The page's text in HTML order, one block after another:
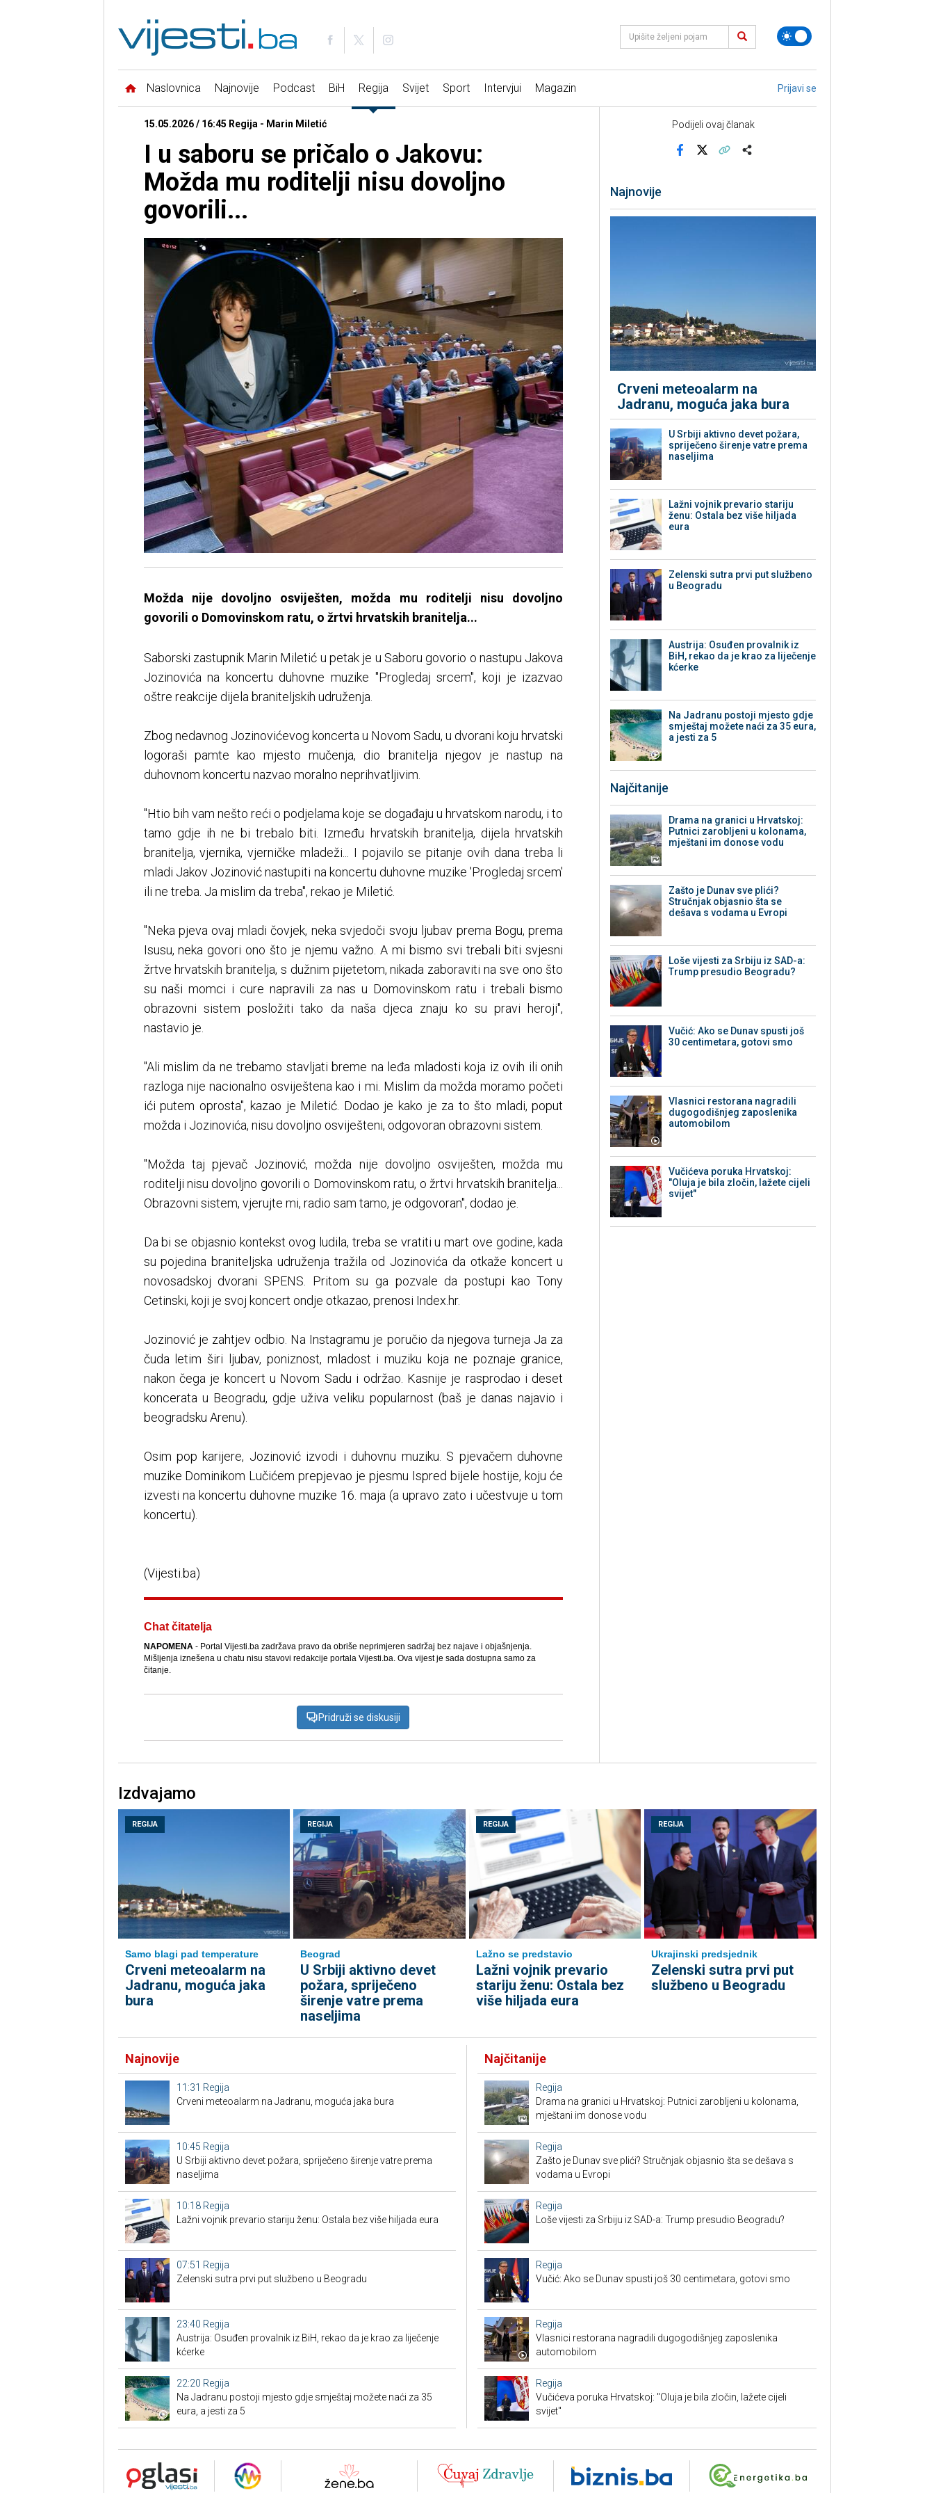
Naslovnica Najnovije Podcast BiH Regija Svijet Sport Intervjui Magazin Prijavi se
15.05.2026 / 16:45 Regija - Marin Miletić
I u saboru se pričalo o Jakovu:
Možda mu roditelji nisu dovoljno
govorili...
Možda nije dovoljno osviješten, možda mu roditelji nisu dovoljno
govorili o Domovinskom ratu, o žrtvi hrvatskih branitelja...
Saborski zastupnik Marin Miletić u petak je u Saboru govorio o nastupu Jakova
Jozinovića na koncertu duhovne muzike "Progledaj srcem", koji je izazvao
oštre reakcije dijela braniteljskih udruženja.
Zbog nedavnog Jozinovićevog koncerta u Novom Sadu, u dvorani koju hrvatski
logoraši pamte kao mjesto mučenja, dio branitelja njegov je nastup na
duhovnom koncertu nazvao moralno neprihvatljivim.
"Htio bih vam nešto reći o podjelama koje se događaju u hrvatskom narodu, i to
tamo gdje ih ne bi trebalo biti. Između hrvatskih branitelja, dijela hrvatskih
branitelja, vjernika, vjerničke mladeži... I pojavilo se pitanje ovih dana treba li
mladi Jakov Jozinović nastupiti na koncertu duhovne muzike 'Progledaj srcem'
ili ne treba. Ja mislim da treba", rekao je Miletić.
"Neka pjeva ovaj mladi čovjek, neka svjedoči svoju ljubav prema Bogu, prema
Isusu, neka govori ono što je njemu važno. A mi bismo svi trebali biti svjesni
žrtve hrvatskih branitelja, s dužnim pijetetom, nikada zaboraviti na sve ono što
su naši momci i cure napravili za nas u Domovinskom ratu i trebali bismo
obrazovni sistem posložiti tako da naša djeca znaju ko su pravi heroji",
nastavio je.
"Ali mislim da ne trebamo stavljati breme na leđa mladosti koja iz ovih ili onih
razloga nije nacionalno osviještena kao i mi. Mislim da možda moramo početi
ići putem oprosta", kazao je Miletić. Dodao je kako je za to što mladi, poput
možda i Jozinovića, nisu dovoljno osviješteni, odgovoran obrazovni sistem.
"Možda taj pjevač Jozinović, možda nije dovoljno osviješten, možda mu
roditelji nisu dovoljno govorili o Domovinskom ratu, o žrtvi hrvatskih branitelja...
Obrazovni sistem, vjerujte mi, radio sam tamo, je odgovoran", dodao je.
Da bi se objasnio kontekst ovog ludila, treba se vratiti u mart ove godine, kada
su pojedina braniteljska udruženja tražila od Jozinovića da otkaže koncert u
novosadskoj dvorani SPENS. Pritom su ga pozvale da postupi kao Tony
Cetinski, koji je svoj koncert ondje otkazao, prenosi Index.hr.
Jozinović je zahtjev odbio. Na Instagramu je poručio da njegova turneja Ja za
čuda letim širi ljubav, poniznost, mladost i muziku koja ne poznaje granice,
nakon čega je koncert u Novom Sadu i održao. Kasnije je rasprodao i deset
koncerata u Beogradu, gdje uživa veliku popularnost (baš je danas najavio i
beogradsku Arenu).
Osim pop karijere, Jozinović izvodi i duhovnu muziku. S pjevačem duhovne
muzike Dominikom Lučićem prepjevao je pjesmu Ispred bijele hostije, koju će
izvesti na koncertu duhovne muzike 16. maja (a upravo zato i učestvuje u tom
koncertu).
(Vijesti.ba)
Chat čitatelja
NAPOMENA- Portal Vijesti.ba zadržava pravo da obriše neprimjeren sadržaj bez najave i objašnjenja.
Mišljenja iznešena u chatu nisu stavovi redakcije portala Vijesti.ba. Ova vijest je sada dostupna samo za
čitanje.
Pridruži se diskusiji
Podijeli ovaj članak
Najnovije
Crveni meteoalarm na
Jadranu, moguća jaka bura
U Srbiji aktivno devet požara,
spriječeno širenje vatre prema
naseljima
Lažni vojnik prevario stariju
ženu: Ostala bez više hiljada
eura
Zelenski sutra prvi put službeno
u Beogradu
Austrija: Osuđen provalnik iz
BiH, rekao da je krao za liječenje
kćerke
Na Jadranu postoji mjesto gdje
smještaj možete naći za 35 eura,
a jesti za 5
Najčitanije
Drama na granici u Hrvatskoj:
Putnici zarobljeni u kolonama,
mještani im donose vodu
Zašto je Dunav sve plići?
Stručnjak objasnio šta se
dešava s vodama u Evropi
Loše vijesti za Srbiju iz SAD-a:
Trump presudio Beogradu?
Vučić: Ako se Dunav spusti još
30 centimetara, gotovi smo
Vlasnici restorana nagradili
dugogodišnjeg zaposlenika
automobilom
Vučićeva poruka Hrvatskoj:
"Oluja je bila zločin, lažete cijeli
svijet"
Izdvajamo
REGIJA
Samo blagi pad temperature
Crveni meteoalarm na
Jadranu, moguća jaka
bura
REGIJA
Beograd
U Srbiji aktivno devet
požara, spriječeno
širenje vatre prema
naseljima
REGIJA
Lažno se predstavio
Lažni vojnik prevario
stariju ženu: Ostala bez
više hiljada eura
REGIJA
Ukrajinski predsjednik
Zelenski sutra prvi put
službeno u Beogradu
Najnovije
11:31 Regija
Crveni meteoalarm na Jadranu, moguća jaka bura
10:45 Regija
U Srbiji aktivno devet požara, spriječeno širenje vatre prema
naseljima
10:18 Regija
Lažni vojnik prevario stariju ženu: Ostala bez više hiljada eura
07:51 Regija
Zelenski sutra prvi put službeno u Beogradu
23:40 Regija
Austrija: Osuđen provalnik iz BiH, rekao da je krao za liječenje
kćerke
22:20 Regija
Na Jadranu postoji mjesto gdje smještaj možete naći za 35
eura, a jesti za 5
Najčitanije
Regija
Drama na granici u Hrvatskoj: Putnici zarobljeni u kolonama,
mještani im donose vodu
Regija
Zašto je Dunav sve plići? Stručnjak objasnio šta se dešava s
vodama u Evropi
Regija
Loše vijesti za Srbiju iz SAD-a: Trump presudio Beogradu?
Regija
Vučić: Ako se Dunav spusti još 30 centimetara, gotovi smo
Regija
Vlasnici restorana nagradili dugogodišnjeg zaposlenika
automobilom
Regija
Vučićeva poruka Hrvatskoj: "Oluja je bila zločin, lažete cijeli
svijet"